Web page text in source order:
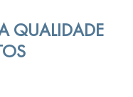
QUALIDADE